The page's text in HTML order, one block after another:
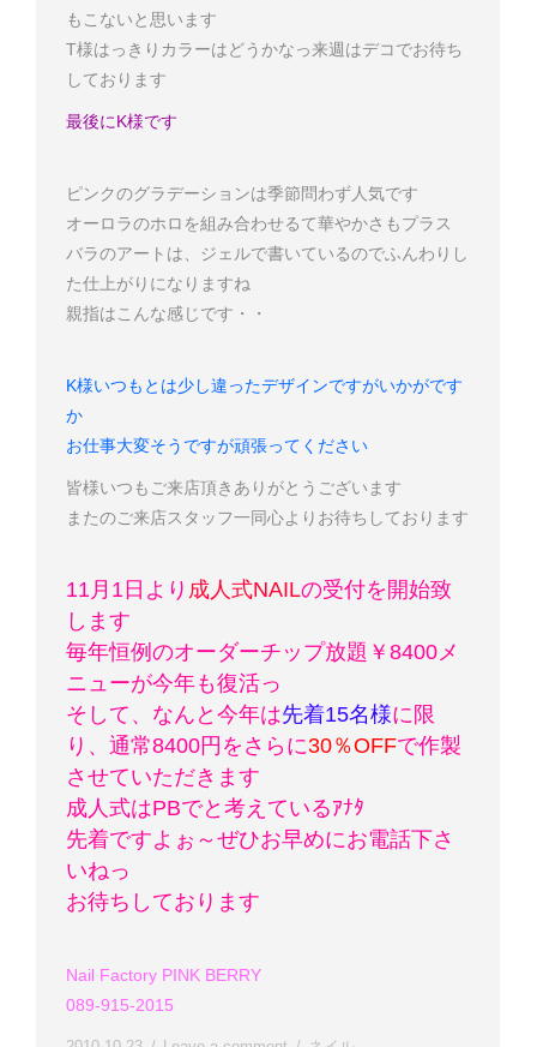
もこないと思います
T様はっきりカラーはどうかなっ来週はデコでお待ち
しております
最後にK様です
ピンクのグラデーションは季節問わず人気です
オーロラのホロを組み合わせるて華やかさもプラス
バラのアートは、ジェルで書いているのでふんわりし
た仕上がりになりますね
親指はこんな感じです・・
K様いつもとは少し違ったデザインですがいかがです
か
お仕事大変そうですが頑張ってください
皆様いつもご来店頂きありがとうございます
またのご来店スタッフ一同心よりお待ちしております
11月1日より 成人式NAILの受付を開始致
します
毎年恒例のオーダーチップ放題￥8400メ
ニューが今年も復活っ
そして、なんと今年は先着15名様に限
り、通常8400円をさらに30％OFFで作製
させていただきます
成人式はPBでと考えているｱﾅﾀ
先着ですよぉ～ ぜひお早めにお電話下さ
いねっ
お待ちしております
Nail Factory PINK BERRY
089-915-2015